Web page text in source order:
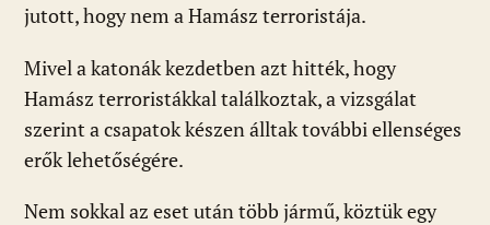
jutott, hogy nem a Hamász terroristája.
Mivel a katonák kezdetben azt hitték, hogy
Hamász terroristákkal találkoztak, a vizsgálat
szerint a csapatok készen álltak további ellenséges
erők lehetőségére.
Nem sokkal az eset után több jármű, köztük egy